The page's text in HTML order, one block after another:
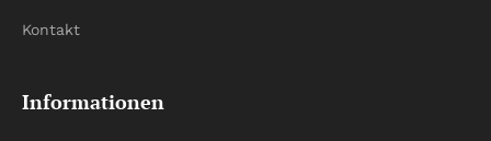
Kontakt
Informationen